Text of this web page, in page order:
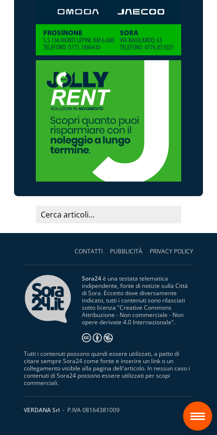
CONTATTI PUBBLICITÀ PRIVACY POLICY
Sora24è una testata telematica
indipendente, fonte di notizie sulla Città
di Sora. Eccetto dove diversamente
indicato, tutti i contenuti sono rilasciati
sotto licenza "Creative Commons
Attribuzione - Non commerciale - Non
opere derivate 4.0 Internazionale".
Tutti i contenuti possono quindi essere utilizzati, a patto di
citare sempre Sora24 come fonte e inserire un link o un
collegamento visibile alla pagina dell'articolo. In nessun caso i
contenuti di Sora24 possono essere utilizzati per scopi
commerciali.
VERDANA Srl - P.IVA 08164381009